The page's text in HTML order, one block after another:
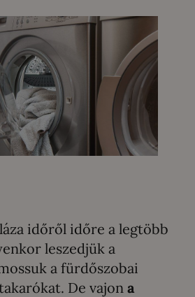
időről időre a legtöbb
leszedjük a
a fürdőszobai
De vajon a